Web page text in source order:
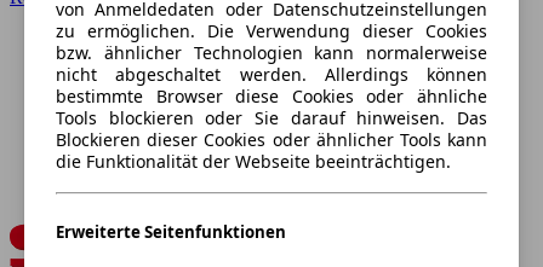
von Anmeldedaten oder Datenschutzeinstellungen
zu ermöglichen. Die Verwendung dieser Cookies
bzw. ähnlicher Technologien kann normalerweise
nicht abgeschaltet werden. Allerdings können
bestimmte Browser diese Cookies oder ähnliche
Tools blockieren oder Sie darauf hinweisen. Das
Blockieren dieser Cookies oder ähnlicher Tools kann
die Funktionalität der Webseite beeinträchtigen.
Erweiterte Seitenfunktionen